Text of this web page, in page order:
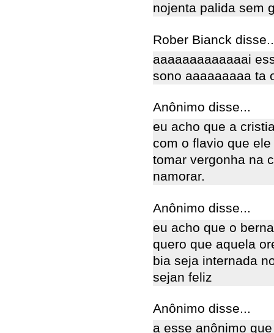
nojenta palida sem
Rober Bianck
aaaaaaaaaaaaai
sono aaaaaaaaa ta
Anônimo disse...
eu acho que a
com o flavio que
tomar vergonha na
namorar.
Anônimo disse...
eu acho que o
quero que aquela
bia seja internada
sejan feliz
Anônimo disse...
a esse anônimo